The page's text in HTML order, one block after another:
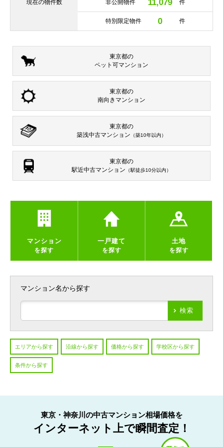
現在の物件数 非公開物件 11,079 件
特別限定物件 0 件
東京都の
ペット可マンション
東京都の
南向き マンション
東京都の
築浅中古マンション （築10年以内）
東京都の
駅近中古マンション （駅徒歩10分以内）
マンション
を探す
一戸建て
を探す
土地
を探す
マンション名から探す
検索
エリアから探す 沿線から探す 価格から探す 学校区から探す
条件から探す
東京・神奈川の中古マンション相場価格を
インターネット上で瞬間査定！